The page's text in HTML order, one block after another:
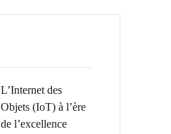
L’Internet des
Objets (IoT) à l’ère
de l’excellence